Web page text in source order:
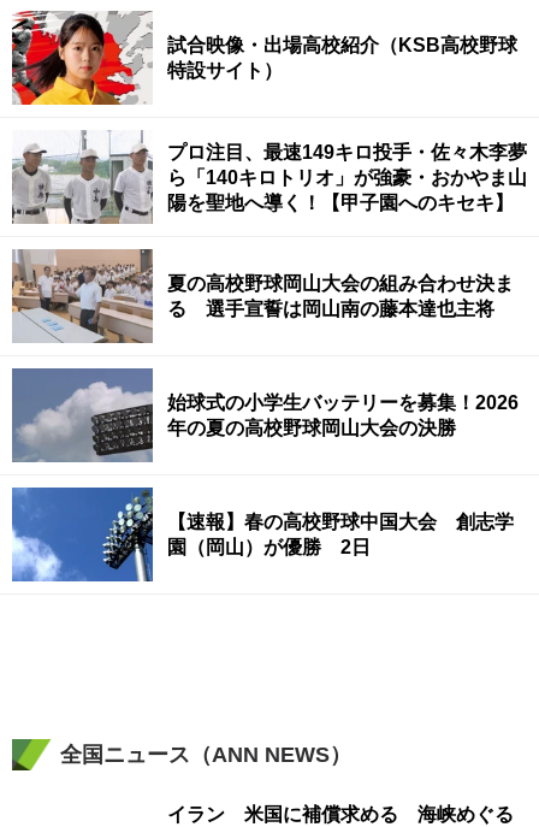
試合映像・出場高校紹介（KSB高校野球
特設サイト）
プロ注目、最速149キロ投手・佐々木李夢
ら「140キロトリオ」が強豪・おかやま山
陽を聖地へ導く！【甲子園へのキセキ】
夏の高校野球岡山大会の組み合わせ決ま
る 選手宣誓は岡山南の藤本達也主将
始球式の小学生バッテリーを募集！2026
年の夏の高校野球岡山大会の決勝
【速報】春の高校野球中国大会 創志学
園（岡山）が優勝 2日
全国ニュース（ANN NEWS）
イラン 米国に補償求める 海峡めぐる